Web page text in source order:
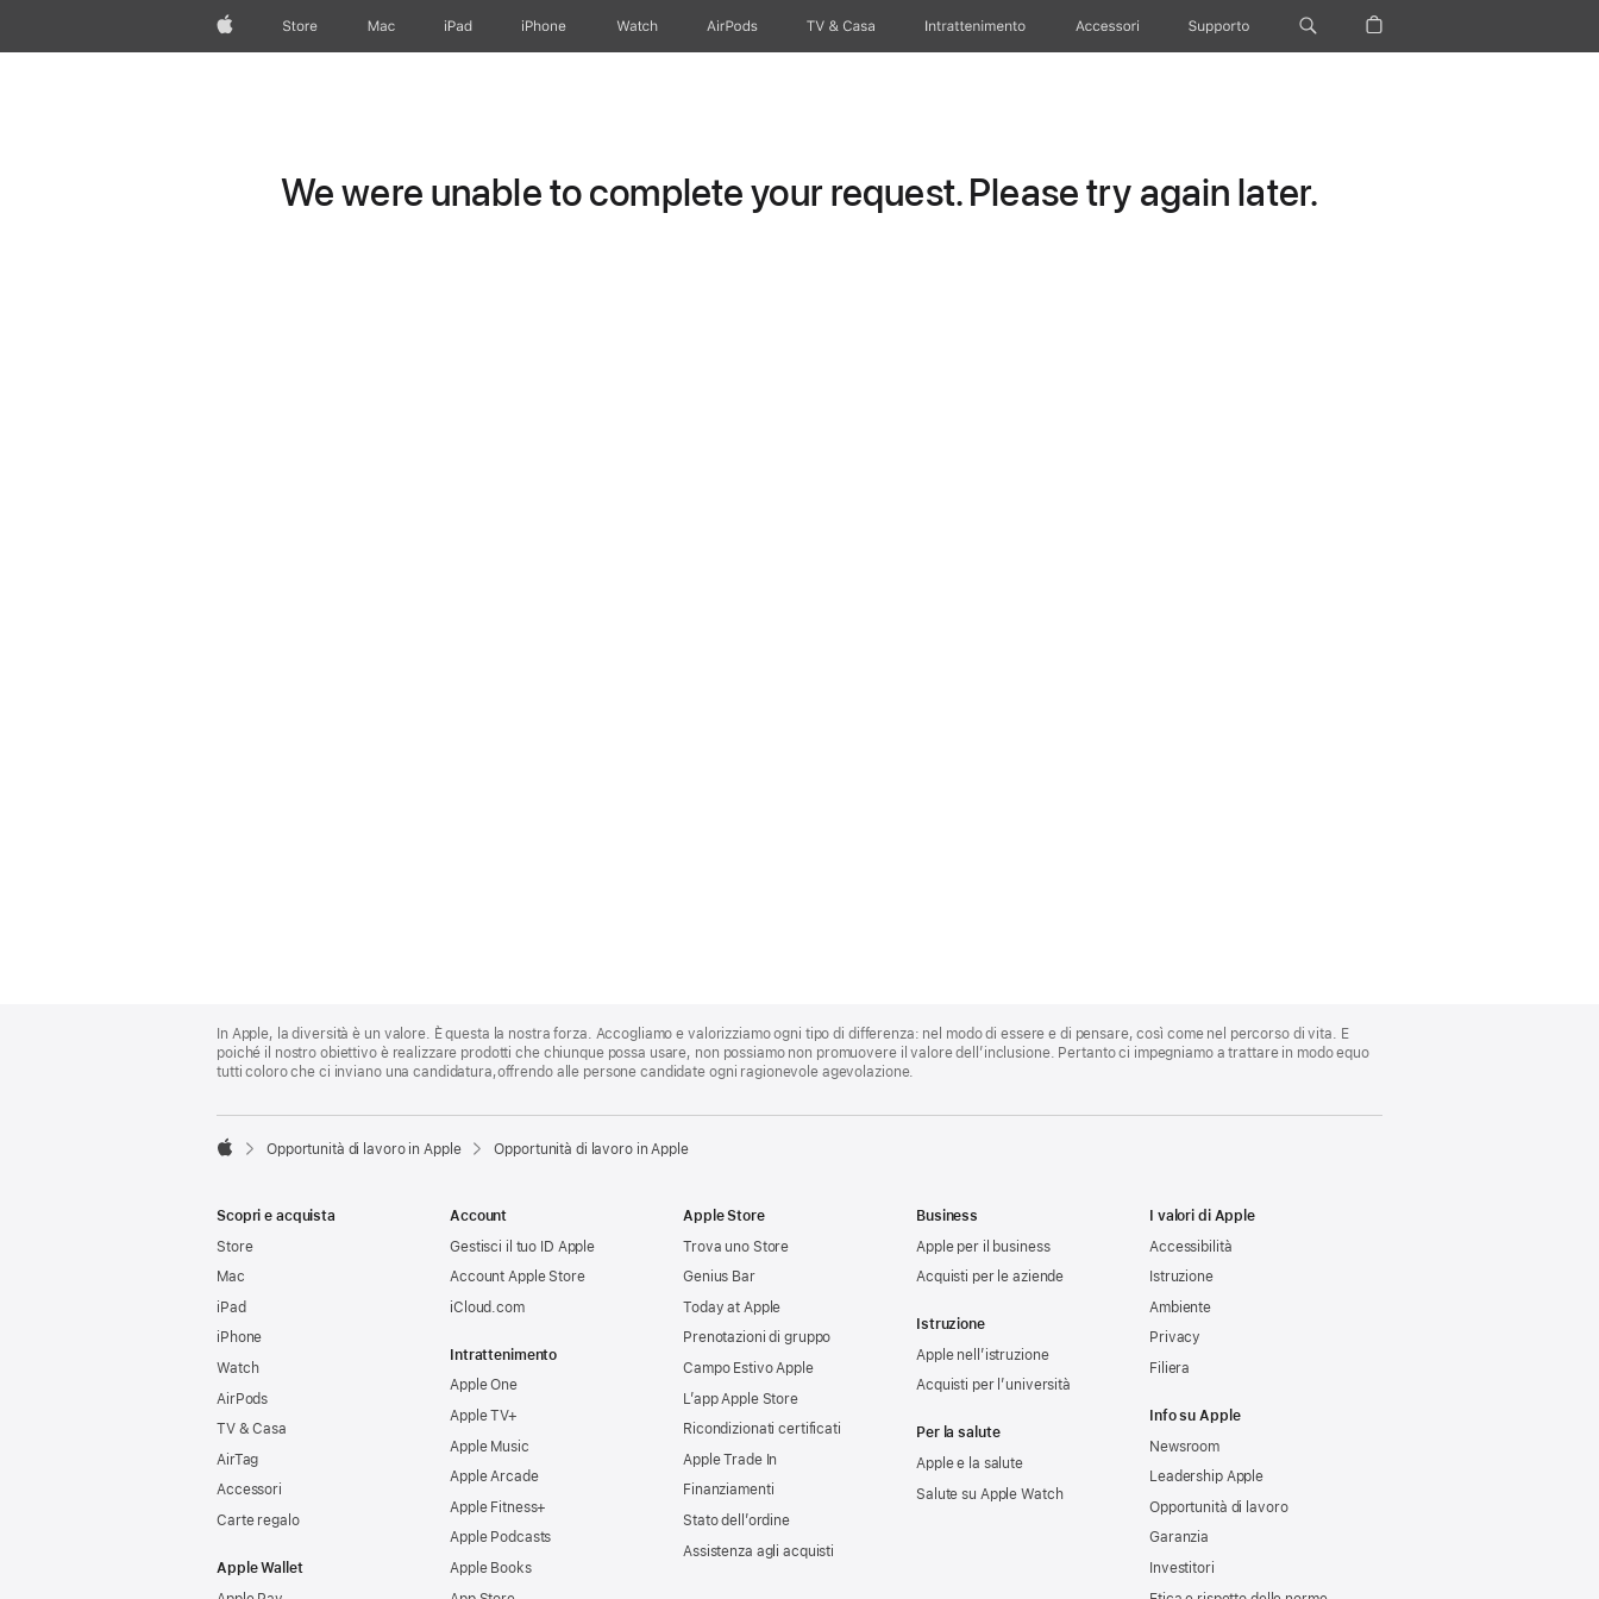
AppleStore Mac iPad iPhone Watch AirPods TV & Casa Intrattenimento Accessori Supporto
We were unable to complete your request. Please try again later.
Footer
In Apple, la diversità è un valore. È questa la nostra forza. Accogliamo e valorizziamo ogni tipo di differenza: nel modo di essere e di pensare, così come nel percorso di vita. E
poiché il nostro obiettivo è realizzare prodotti che chiunque possa usare, non possiamo non promuovere il valore dell’inclusione. Pertanto ci impegniamo a trattare in modo equo
tutti coloro che ci inviano una candidatura,offrendo alle persone candidate ogni ragionevole agevolazione.

Opportunità di lavoro in Apple Opportunità di lavoro in Apple
Scopri e acquista
Store
Mac
iPad
iPhone
Watch
AirPods
TV & Casa
AirTag
Accessori
Carte regalo
Apple Wallet
Account
Gestisci il tuo ID Apple
Account Apple Store
iCloud.com
Intrattenimento
Apple One
Apple TV+
Apple Music
Apple Arcade
Apple Fitness+
Apple Podcasts
Apple Books
Apple Store
Trova uno Store
Genius Bar
Today at Apple
Prenotazioni di gruppo
Campo Estivo Apple
L’app Apple Store
Ricondizionati certificati
Apple Trade In
Finanziamenti
Stato dell’ordine
Assistenza agli acquisti
Business
Apple per il business
Acquisti per le aziende
Istruzione
Apple nell’istruzione
Acquisti per l’università
Per la salute
Apple e la salute
Salute su Apple Watch
I valori di Apple
Accessibilità
Istruzione
Ambiente
Privacy
Filiera
Info su Apple
Newsroom
Leadership Apple
Opportunità di lavoro
Garanzia
Investitori